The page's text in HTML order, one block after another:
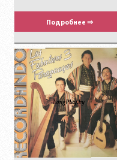
Подробнее ⇒